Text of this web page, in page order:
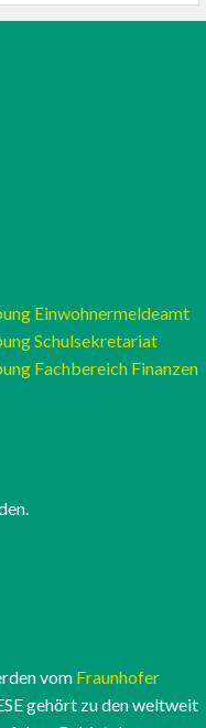
Einwohnermeldeamt
Schulsekretariat
Fachbereich Finanzen
vom Fraunhofer
gehört zu den weltweit